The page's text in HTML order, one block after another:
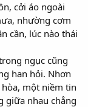
cởi áo ngoài
nhường cơm
cần, lúc nào thái
ngục cũng
han hỏi. Nhơn
một niềm tin
giữa nhau chẳng